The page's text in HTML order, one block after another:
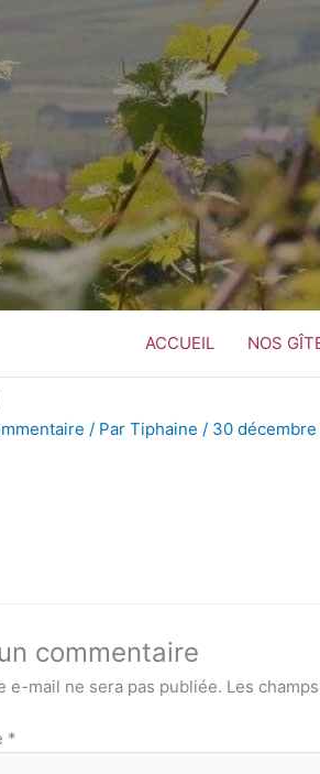
ACCUEIL NOS
/ Par Tiphaine / 30 décembre
commentaire
e-mail ne sera pas publiée. Les
*